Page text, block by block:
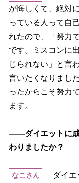
が悔しくて、絶対
っている人って自
れたので、「努力
です。ミスコンに
じられない」と言
言いたくなりまし
ったからこそ努力
ます。
――ダイエットに成
わりましたか？
なこさん ダイエ